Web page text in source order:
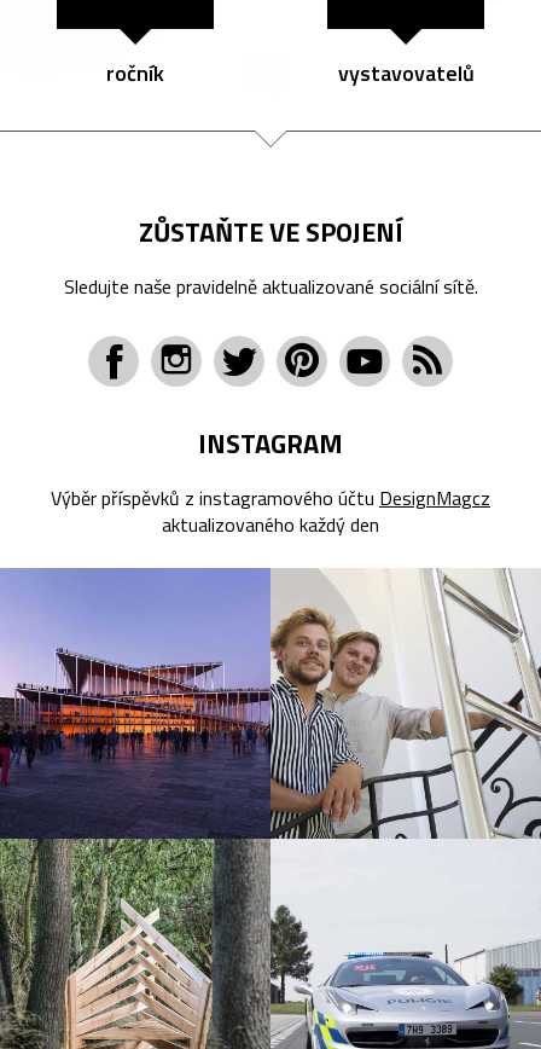
ročník vystavovatelů
ZŮSTAŇTE VE SPOJENÍ
Sledujte naše pravidelně aktualizované sociální sítě.
INSTAGRAM
Výběr příspěvků z instagramového účtu DesignMagcz
aktualizovaného každý den